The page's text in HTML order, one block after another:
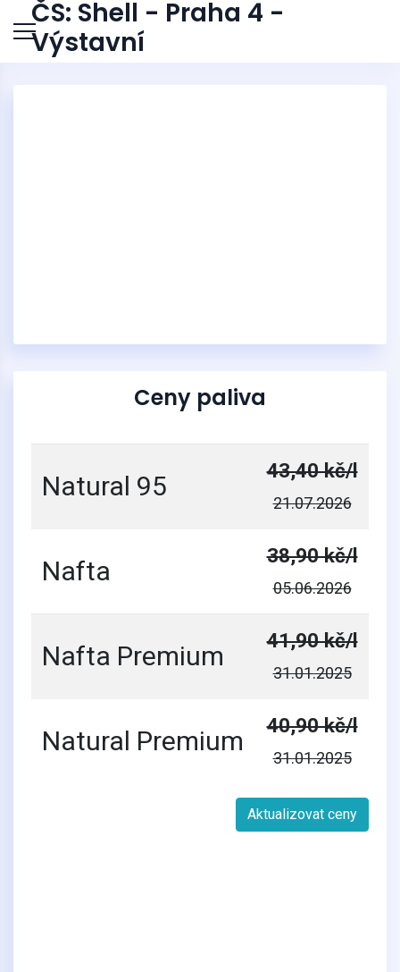
ČS: Shell - Praha 4 -
Výstavní
Ceny paliva
Natural 95 43,40 kč/l
21.07.2026
Nafta 38,90 kč/l
05.06.2026
Nafta Premium 41,90 kč/l
31.01.2025
Natural Premium 40,90 kč/l
31.01.2025
Aktualizovat ceny